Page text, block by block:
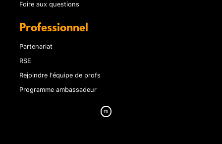
Foire aux questions
Professionnel
Partenariat
RSE
Rejoindre l'équipe de profs
Programme ambassadeur